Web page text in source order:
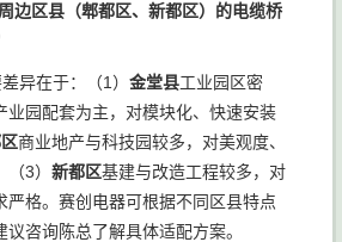
边区县（郫都区、新都区）的电缆桥
异在于：（1） 金堂县工业园区密
业园配套为主，对模块化、快速安装
商业地产与科技园较多，对美观度、
3） 新都区基建与改造工程较多，对
严格。赛创电器可根据不同区县特点
咨询陈总了解具体适配方案。